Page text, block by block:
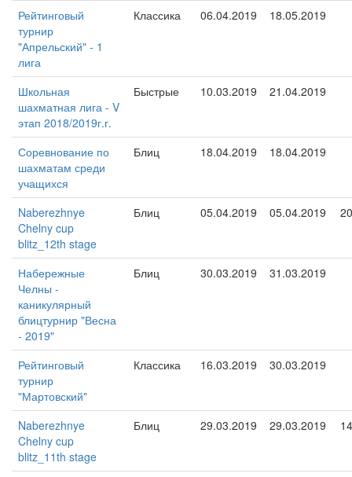
Рейтинговый
турнир
"Апрельский" - 1
лига
Классика 06.04.2019 18.05.2019
Школьная
шахматная лига - V
этап 2018/2019г.г.
Быстрые 10.03.2019 21.04.2019
Соревнование по
шахматам среди
учащихся
Блиц 18.04.2019 18.04.2019
Naberezhnye
Chelny cup
blitz_12th stage
Блиц 05.04.2019 05.04.2019 20
Набережные
Челны -
каникулярный
блицтурнир "Весна
- 2019"
Блиц 30.03.2019 31.03.2019
Рейтинговый
турнир
"Мартовский"
Классика 16.03.2019 30.03.2019
Naberezhnye
Chelny cup
blitz_11th stage
Блиц 29.03.2019 29.03.2019 14